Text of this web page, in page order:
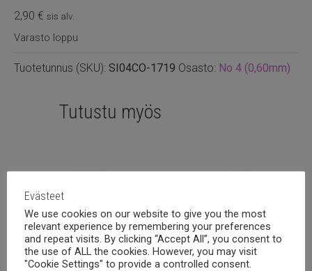
2,90 € sis alv.
Varasto loppu
Tuotetunnus (SKU): SI04CO-1719 Osasto: No 4 (0,60mm)
Tutustu myös
Evästeet
We use cookies on our website to give you the most
relevant experience by remembering your preferences
and repeat visits. By clicking “Accept All”, you consent to
the use of ALL the cookies. However, you may visit
"Cookie Settings" to provide a controlled consent.